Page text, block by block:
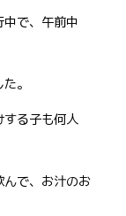
で、午前中
。
する子も何人
で、お汁のお